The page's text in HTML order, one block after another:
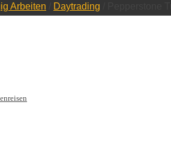
Arbeiten Daytrading